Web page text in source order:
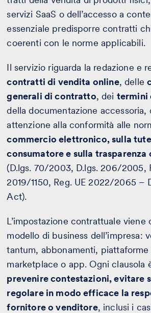
servizi SaaS o dell’accesso a
essenziale predisporre contratti
coerenti con le norme applicabili.
Il servizio riguarda la redazione e
contratti di vendita online, delle
generali di contratto, dei termini
della documentazione accessoria,
attenzione alla conformità alle
commercio elettronico, sulla
consumatore e sulla
(D.lgs. 70/2003, D.lgs. 206/2005,
2019/1150, Reg. UE 2022/2065 –
Act).
L’impostazione contrattuale viene
modello di business dell’impresa:
tantum, abbonamenti, piattaforme
marketplace o app. Ogni clausola
prevenire contestazioni, evitare
regolare in modo efficace la
fornitore o venditore, inclusi i